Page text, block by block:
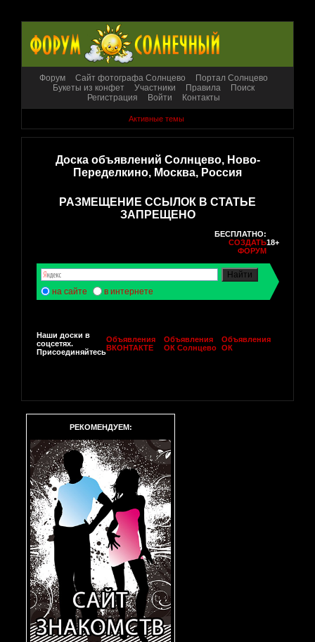
Форум Сайт фотографа Солнцево
Портал Солнцево
Букеты из конфет
Участники Правила
Поиск
Регистрация
Войти Контакты
Активные темы
Доска объявлений Солнцево, Ново-
Переделкино, Москва, Россия
РАЗМЕЩЕНИЕ ССЫЛОК В СТАТЬЕ
ЗАПРЕЩЕНО
БЕСПЛАТНО:
СОЗДАТЬ
ФОРУМ
18+
на сайте в интернете
Наши доски в
соцсетях.
Присоединяйтесь
Объявления
ВКОНТАКТЕ
Объявления
ОК Солнцево
Объявления
ОК
РЕКОМЕНДУЕМ: